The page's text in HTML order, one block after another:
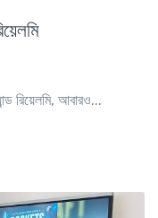
রিয়েলমি, আবারও...